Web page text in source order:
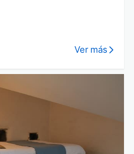
Ver más